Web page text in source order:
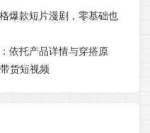
爆款短片漫剧，零基础也
依托产品详情与穿搭原
货短视频